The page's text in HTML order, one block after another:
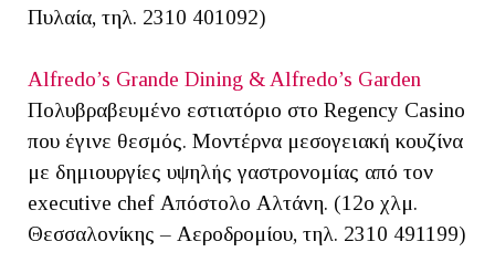
Πυλαία, τηλ. 2310 401092)
Alfredo’s Grande Dining & Alfredo’s Garden
Πολυβραβευμένο εστιατόριο στο Regency Casino
που έγινε θεσμός. Μοντέρνα μεσογειακή κουζίνα
με δημιουργίες υψηλής γαστρονομίας από τον
executive chef Απόστολο Αλτάνη. (12ο χλμ.
Θεσσαλονίκης – Αεροδρομίου, τηλ. 2310 491199)